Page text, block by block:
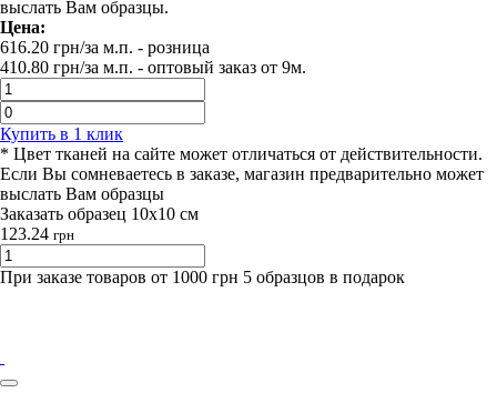
выслать Вам образцы.
Цена:
616.20 грн/за м.п. - розница
410.80 грн/за м.п. - оптовый заказ от 9м.
Купить в 1 клик
* Цвет тканей на сайте может отличаться от действительности.
Если Вы сомневаетесь в заказе, магазин предварительно может
выслать Вам образцы
Заказать образец 10х10 см
123.24 грн
При заказе товаров от 1000 грн 5 образцов в подарок